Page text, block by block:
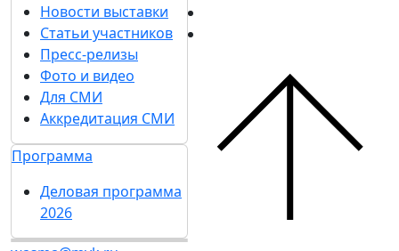
Новости выставки
Статьи участников
Пресс-релизы
Фото и видео
Для СМИ
Аккредитация СМИ
Программа
Деловая программа
2026